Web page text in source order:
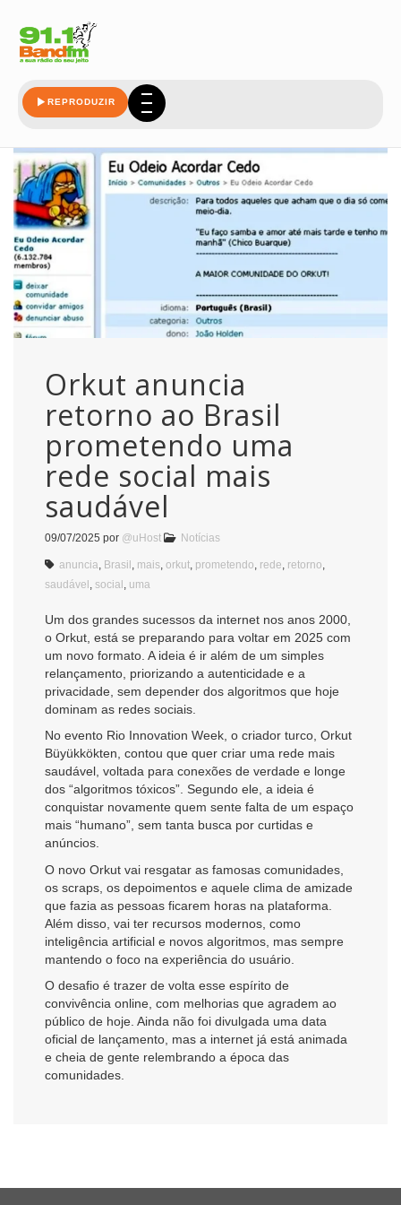
REPRODUZIR
Orkut anuncia
retorno ao Brasil
prometendo uma
rede social mais
saudável
09/07/2025 por @uHost Notícias
anuncia Brasil mais orkut prometendo rede retorno
saudável social uma
Um dos grandes sucessos da internet nos anos 2000,
o Orkut, está se preparando para voltar em 2025 com
um novo formato. A ideia é ir além de um simples
relançamento, priorizando a autenticidade e a
privacidade, sem depender dos algoritmos que hoje
dominam as redes sociais.
No evento Rio Innovation Week, o criador turco, Orkut
Büyükkökten, contou que quer criar uma rede mais
saudável, voltada para conexões de verdade e longe
dos “algoritmos tóxicos”. Segundo ele, a ideia é
conquistar novamente quem sente falta de um espaço
mais “humano”, sem tanta busca por curtidas e
anúncios.
O novo Orkut vai resgatar as famosas comunidades,
os scraps, os depoimentos e aquele clima de amizade
que fazia as pessoas ficarem horas na plataforma.
Além disso, vai ter recursos modernos, como
inteligência artificial e novos algoritmos, mas sempre
mantendo o foco na experiência do usuário.
O desafio é trazer de volta esse espírito de
convivência online, com melhorias que agradem ao
público de hoje. Ainda não foi divulgada uma data
oficial de lançamento, mas a internet já está animada
e cheia de gente relembrando a época das
comunidades.